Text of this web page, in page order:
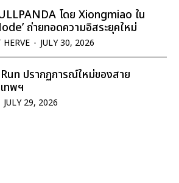
โดย Xiongmiao ใน
ถ่ายทอดความอิสระยุคใหม่
- JULY 30, 2026
ปรากฏการณ์ใหม่ของสาย
ทพฯ
JULY 29, 2026